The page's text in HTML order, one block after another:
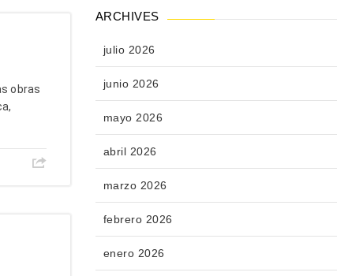
obras
ARCHIVES
julio 2026
junio 2026
mayo 2026
abril 2026
marzo 2026
febrero 2026
enero 2026